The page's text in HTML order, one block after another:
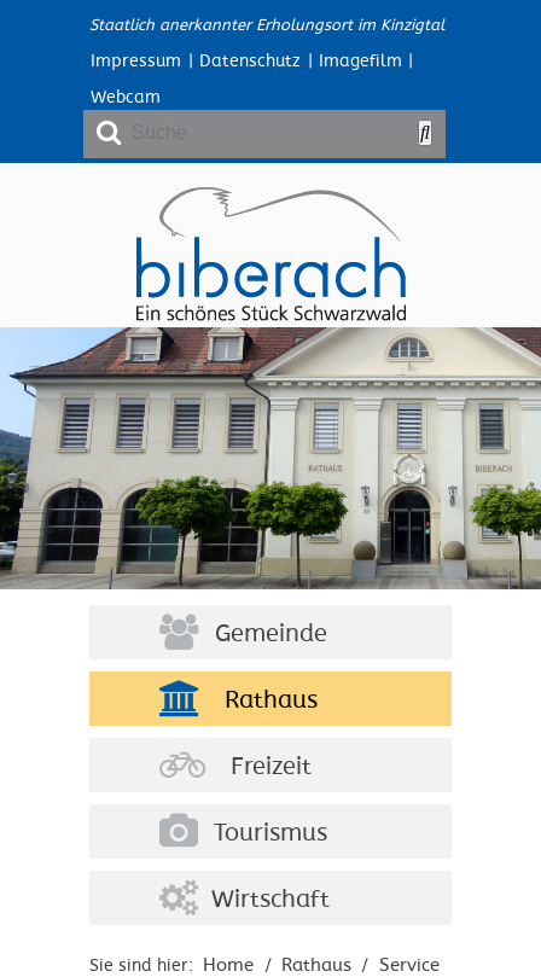
Staatlich anerkannter Erholungsort im Kinzigtal
Impressum | Datenschutz | Imagefilm |
Webcam
Gemeinde
Rathaus
Freizeit
Tourismus
Wirtschaft
Sie sind hier: Home / Rathaus / Service